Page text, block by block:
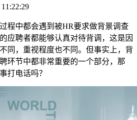
程中都会遇到被HR要求做背景调查
应聘者都能够认真对待背调，这是因
同，重视程度也不同。但事实上，背
环节中都非常重要的一个部分，那
打电话吗？